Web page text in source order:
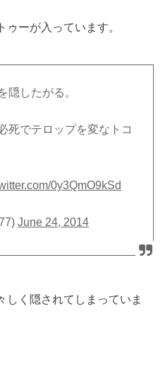
ーが入っています。
隠したがる。
死でテロップを変なトコ
0y3QmO9kSd
June 24, 2014
しく隠されてしまっていま